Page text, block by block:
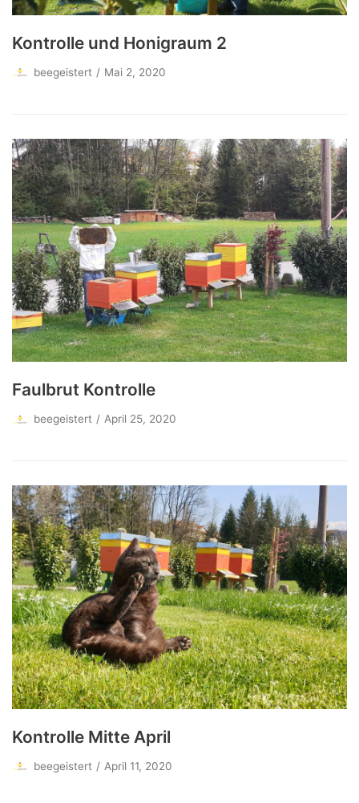
Kontrolle und Honigraum 2
beegeistert Mai 2, 2020
Faulbrut Kontrolle
beegeistert April 25, 2020
Kontrolle Mitte April
beegeistert April 11, 2020